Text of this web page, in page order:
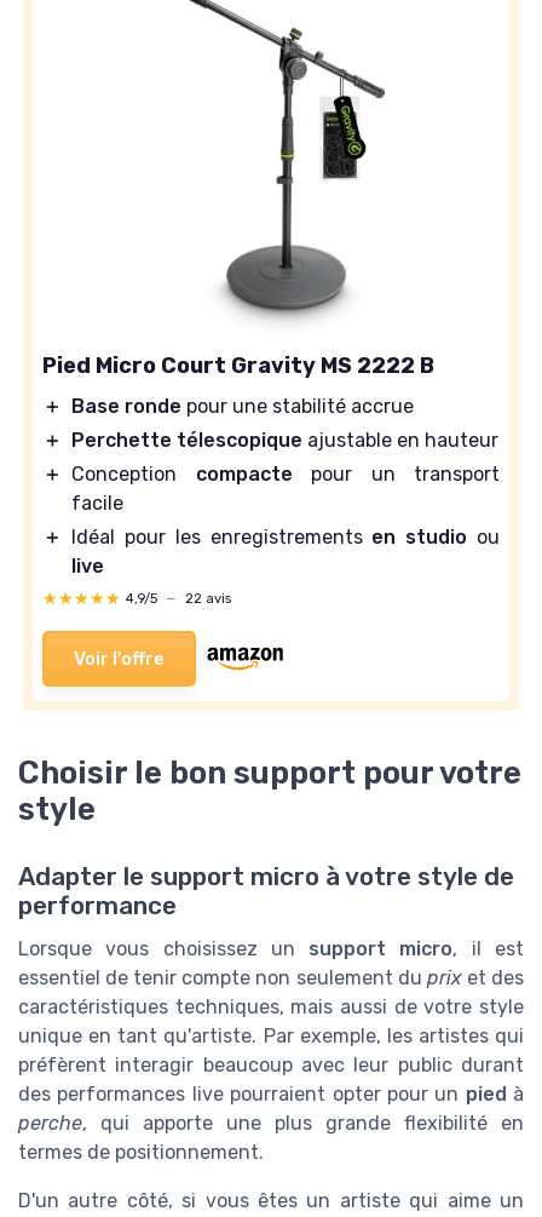
Pied Micro Court Gravity MS 2222 B
＋ Base ronde pour une stabilité accrue
＋
Perchette télescopique ajustable en hauteur
＋
Conception compacte pour un transport
facile
＋
Idéal pour les enregistrements en studio ou
live
★★★★★
★★★★★ 4,9/5 — 22 avis
Voir l'offre
Choisir le bon support pour votre
style
Adapter le support micro à votre style de
performance
Lorsque vous choisissez un support micro, il est
essentiel de tenir compte non seulement du prixet des
caractéristiques techniques, mais aussi de votre style
unique en tant qu'artiste. Par exemple, les artistes qui
préfèrent interagir beaucoup avec leur public durant
des performances live pourraient opter pour un pied à
perche, qui apporte une plus grande flexibilité en
termes de positionnement.
D'un autre côté, si vous êtes un artiste qui aime un